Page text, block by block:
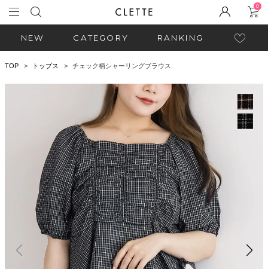
0
NEW CATEGORY RANKING
TOP トップス チェック柄シャーリングブラウス